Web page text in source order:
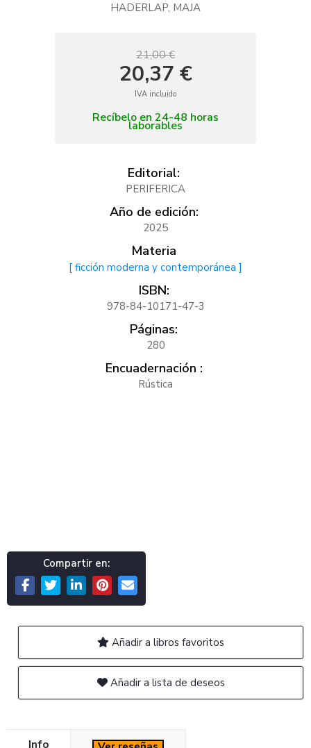
HADERLAP, MAJA
21,00 €
20,37 €
IVA incluido
Recíbelo en 24-48 horas
laborables
Editorial:
PERIFERICA
Año de edición:
2025
Materia
[ ficción moderna y contemporánea ]
ISBN:
978-84-10171-47-3
Páginas:
280
Encuadernación :
Rústica
Compartir en:
Añadir a libros favoritos
Añadir a lista de deseos
Info